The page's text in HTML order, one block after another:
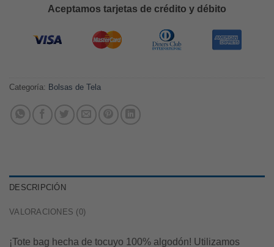
Aceptamos tarjetas de crédito y débito
Categoría: Bolsas de Tela
DESCRIPCIÓN
VALORACIONES (0)
¡Tote bag hecha de tocuyo 100% algodón! Utilizamos